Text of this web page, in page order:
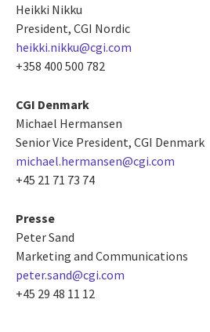
Heikki Nikku
President, CGI Nordic
heikki.nikku@cgi.com
+358 400 500 782
CGI Denmark
Michael Hermansen
Senior Vice President, CGI Denmark
michael.hermansen@cgi.com
+45 21 71 73 74
Presse
Peter Sand
Marketing and Communications
peter.sand@cgi.com
+45 29 48 11 12